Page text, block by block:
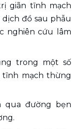
giãn tĩnh mạch
đồ sau phẫu
nghiên cứu lâm
trong một số
mạch thừng
qua đường bẹn